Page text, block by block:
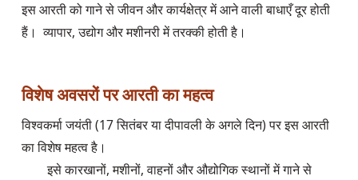
इस आरती को गाने से जीवन और कार्यक्षेत्र में आने वाली बाधाएँ दूर होती
हैं।  व्यापार, उद्योग और मशीनरी में तरक्की होती है।
विशेष अवसरों पर आरती का महत्व
विश्वकर्मा जयंती (17 सितंबर या दीपावली के अगले दिन) पर इस आरती
का विशेष महत्व है।
        इसे कारखानों, मशीनों, वाहनों और औद्योगिक स्थानों में गाने से